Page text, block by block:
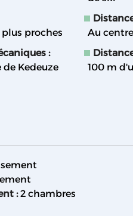
proches
:
Kedeuze
Au
100 m
: 2 chambres